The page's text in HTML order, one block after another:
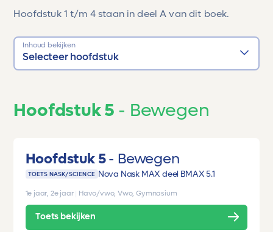
Hoofdstuk 1 t/m 4 staan in deel A van dit boek.
Inhoud bekijken
Selecteer hoofdstuk
Hoofdstuk 5 Bewegen
Hoofdstuk 5 Bewegen
TOETS NASK/SCIENCE Nova Nask MAX deel BMAX 5.1
1e jaar, 2e jaar Havo/vwo, Vwo, Gymnasium
Toets bekijken